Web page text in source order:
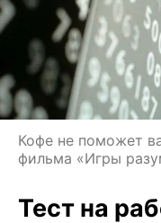
Кофе не поможет
фильма «Игры
Тест на